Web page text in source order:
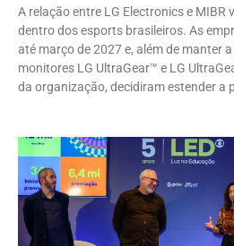
A relação entre LG Electronics e
dentro dos esports brasileiros. As
até março de 2027 e, além de manter
monitores LG UltraGear™ e LG
da organização, decidiram estender a